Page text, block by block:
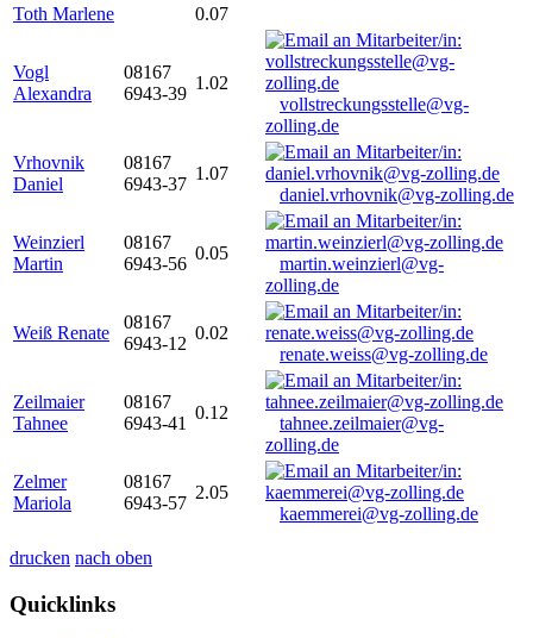
Toth Marlene
0.07
Vogl
Alexandra
08167
6943-39
1.02
vollstreckungsstelle@vg-
zolling.de
Vrhovnik
Daniel
08167
6943-37
1.07
daniel.vrhovnik@vg-zolling.de
Weinzierl
Martin
08167
6943-56
0.05
martin.weinzierl@vg-
zolling.de
Weiß Renate
08167
6943-12
0.02
renate.weiss@vg-zolling.de
Zeilmaier
Tahnee
08167
6943-41
0.12
tahnee.zeilmaier@vg-
zolling.de
Zelmer
Mariola
08167
6943-57
2.05
kaemmerei@vg-zolling.de
drucken nach oben
Quicklinks